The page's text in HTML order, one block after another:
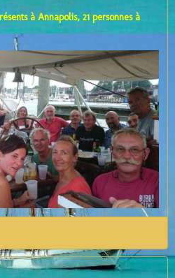
à Annapolis, 21 personnes à